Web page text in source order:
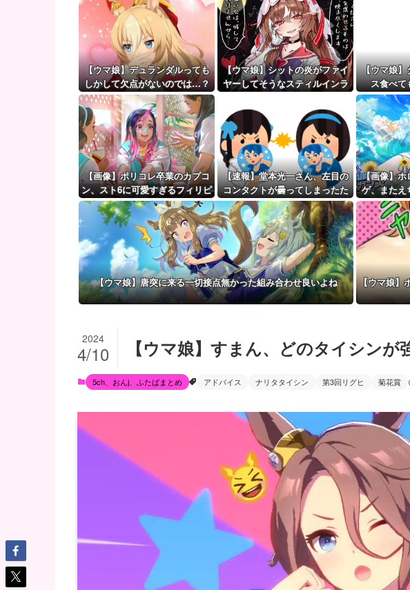
【ウマ娘】覚醒Lv6、7の解放が今後2か月置きに実装予定！第...
【ウマ娘】デュランダルっても
しかして欠点がないのでは…？
【ウマ娘】シットの炎がファイ
ヤーしてそうなスティルインラ
【ウマ娘】
ス食べて
【画像】ポリコレ卒業のカプコ
ン、スト6に可愛すぎるフィリピ
ン人キャラ実装！
【速報】堂本光一さん、左目の
コンタクトが曇ってしまったた
め急遽ステージ上で洗うことな
った結果・・・・・
【画像】ホ
ゲ、またえ
【ウマ娘】唐突に来る一切接点無かった組み合わせ良いよね
【ウマ娘】
【ウマ娘】すまん、どのタイシンが
2024
4/10
5ch、おんj、ふたばまとめ アドバイス ナリタタイシン 第3回リグヒ 菊花賞